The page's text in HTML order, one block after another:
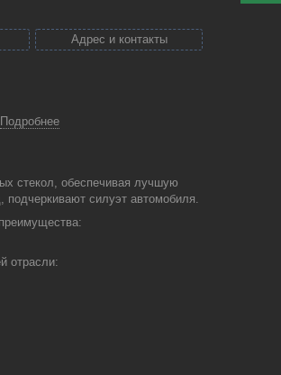
Адрес и контакты
Подробнее
стекол, обеспечивая лучшую
подчеркивают силуэт автомобиля.
отрасли: